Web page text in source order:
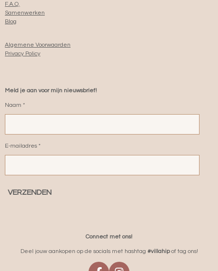
F.A.Q.
Samenwerken
Blog
Algemene Voorwaarden
Privacy Policy
Meld je aan voor mijn nieuwsbrief!
Naam *
E-mailadres *
VERZENDEN
Connect met ons!
Deel jouw aankopen op de socials met hashtag #villahipof tag ons!